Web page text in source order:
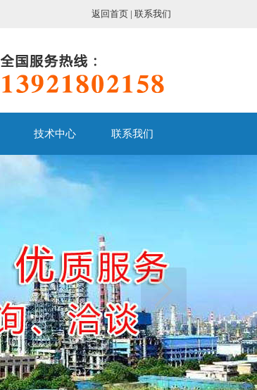
返回首页 | 联系我们
技术中心 联系我们